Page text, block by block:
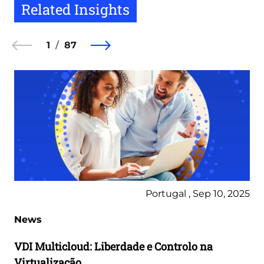
Related Insights
1 87
Portugal , Sep 10, 2025
News
VDI Multicloud: Liberdade e Controlo na